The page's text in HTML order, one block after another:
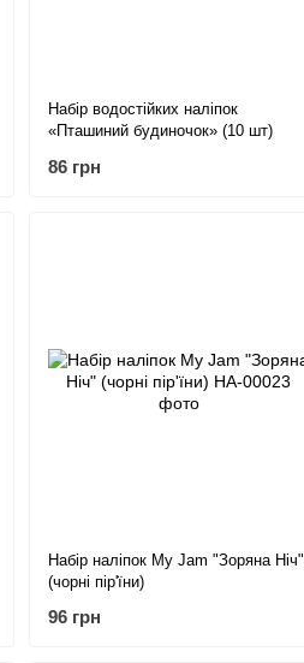
Набір водостійких наліпок
«Пташиний будиночок» (10 шт)
86 грн
Набір наліпок My Jam "Зоряна Ніч"
(чорні пір'їни)
96 грн